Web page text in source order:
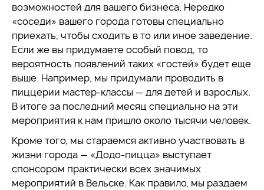
возможностей для вашего бизнеса. Нередко
«соседи» вашего города готовы специально
приехать, чтобы сходить в то или иное заведение.
Если же вы придумаете особый повод, то
вероятность появлений таких «гостей» будет еще
выше. Например, мы придумали проводить в
пиццерии мастер-классы — для детей и взрослых.
В итоге за последний месяц специально на эти
мероприятия к нам пришло около тысячи человек.
Кроме того, мы стараемся активно участвовать в
жизни города — «Додо-пицца» выступает
спонсором практически всех значимых
мероприятий в Вельске. Как правило, мы раздаем